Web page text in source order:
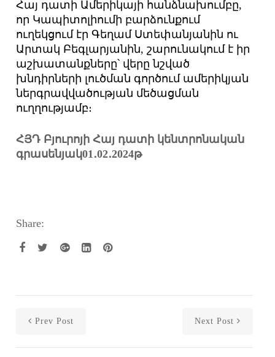
Հայ դատի Ամերիկայի հանձնախումբը,
որ Կապիտոլիումի բարձունքում
ուղեկցում էր Գեղամ Ստեփանյանին ու
Արտակ Բեգլարյանին, շարունակում է իր
աշխատանքները՝ վերը նշված
խնդիրների լուծման գործում ամերիկյան
ներգրավվածության մեծացման
ուղղությամբ։
ՀՅԴ Բյուրոյի Հայ դատի կենտրոնական
գրասենյակ01․02․2024թ
Share:
Prev Post Next Post